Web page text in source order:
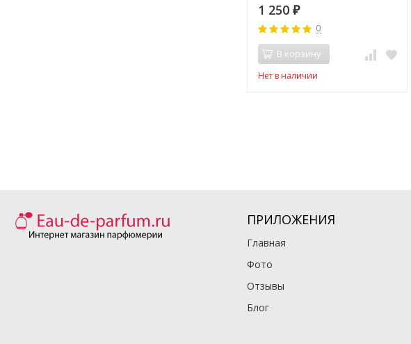
1 250 ₽
0
В корзину
Нет в наличии
ПРИЛОЖЕНИЯ
Главная
Фото
Отзывы
Блог